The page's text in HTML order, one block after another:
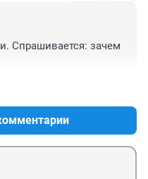
Спрашивается: зачем